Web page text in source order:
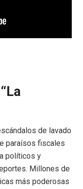
de lavado
paraísos fiscales
políticos y
Millones de
más poderosas